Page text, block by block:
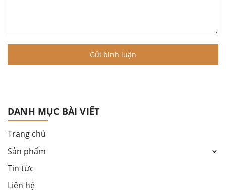
Gửi bình luận
DANH MỤC BÀI VIẾT
Trang chủ
Sản phẩm
Tin tức
Liên hệ